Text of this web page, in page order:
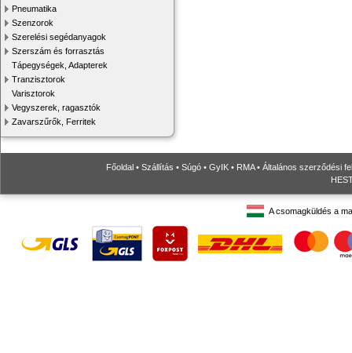
Pneumatika
Szenzorok
Szerelési segédanyagok
Szerszám és forrasztás
Tápegységek, Adapterek
Tranzisztorok
Varisztorok
Vegyszerek, ragasztók
Zavarszűrők, Ferritek
Főoldal • Szállítás • Súgó • GyIK • RMA• Általános szerződési
A csomagküldés a